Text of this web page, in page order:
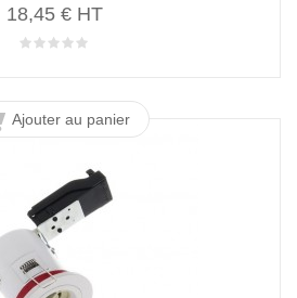
18,45 € HT
Ajouter au panier